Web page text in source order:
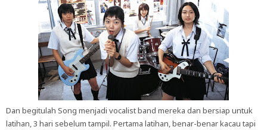
Dan begitulah Song menjadi vocalist band mereka dan bersiap untuk
latihan, 3 hari sebelum tampil. Pertama latihan, benar-benar kacau tapi